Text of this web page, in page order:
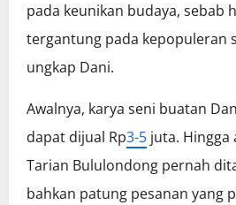
pada keunikan budaya, sebab
tergantung pada kepopuleran
ungkap Dani.
Awalnya, karya seni buatan
dapat dijual Rp3-5 juta. Hingga
Tarian Bululondong pernah
bahkan patung pesanan yang